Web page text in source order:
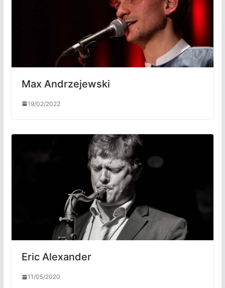
Max Andrzejewski
19/02/2022
Eric Alexander
11/05/2020